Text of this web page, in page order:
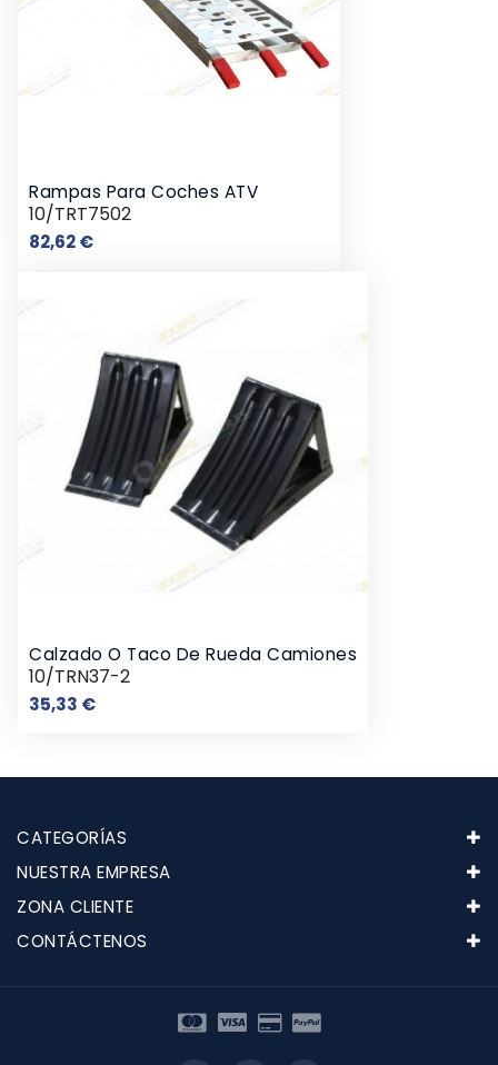
Rampas Para Coches ATV
10/TRT7502
82,62 €Precio
Calzado O Taco De Rueda Camiones
10/TRN37-2
35,33 €Precio
CATEGORÍAS
NUESTRA EMPRESA
ZONA CLIENTE
CONTÁCTENOS